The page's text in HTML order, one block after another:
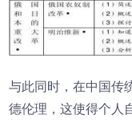
与此同时，在中国传
德伦理，这使得个人